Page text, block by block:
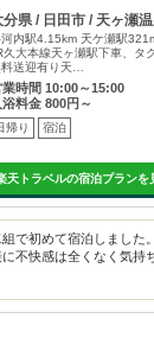
分県 / 日田市 / 天ヶ瀬
内駅4.15km 天ケ瀬駅
久大本線天ヶ瀬駅下車、
送迎有り天…
業時間 10:00～15:00
浴料金 800円～
帰り 宿泊
天トラベルの宿泊プランを
で初めて宿泊しました
不快感は全くなく気持